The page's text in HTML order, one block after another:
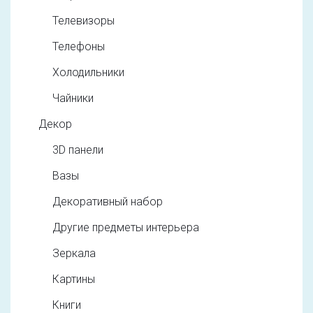
Телевизоры
Телефоны
Холодильники
Чайники
Декор
3D панели
Вазы
Декоративный набор
Другие предметы интерьера
Зеркала
Картины
Книги